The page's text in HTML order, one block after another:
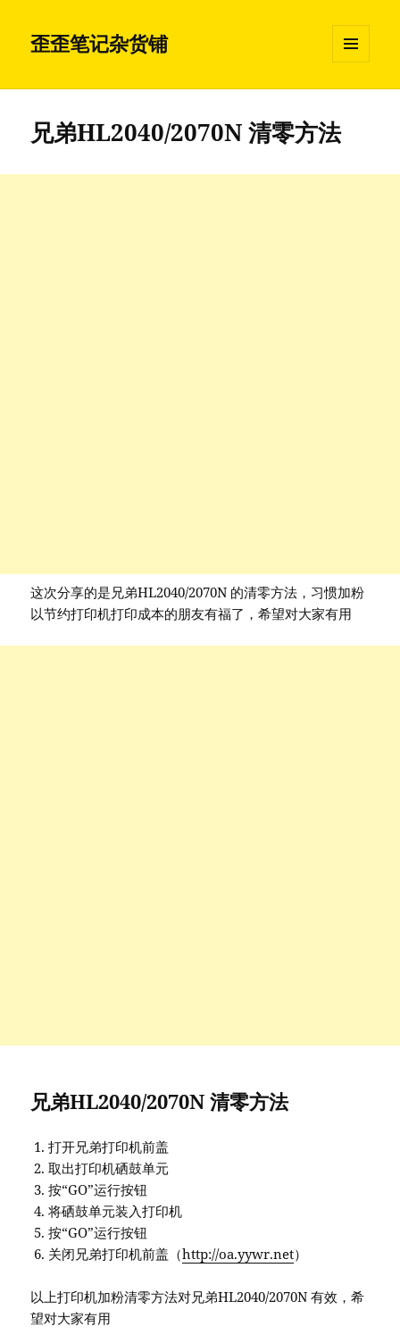
歪歪笔记杂货铺
挂件
兄弟HL2040/2070N 清零方法
这次分享的是兄弟HL2040/2070N 的清零方法，习惯加粉
以节约打印机打印成本的朋友有福了，希望对大家有用
兄弟HL2040/2070N 清零方法
打开兄弟打印机前盖
取出打印机硒鼓单元
按“GO”运行按钮
将硒鼓单元装入打印机
按“GO”运行按钮
关闭兄弟打印机前盖（http://oa.yywr.net）
以上打印机加粉清零方法对兄弟HL2040/2070N 有效，希
望对大家有用